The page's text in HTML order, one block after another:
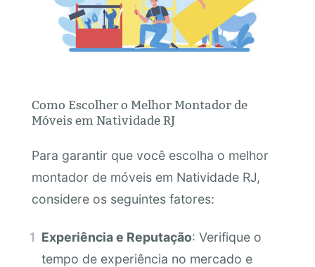
Como Escolher o Melhor Montador de
Móveis em Natividade RJ
Para garantir que você escolha o melhor
montador de móveis em Natividade RJ,
considere os seguintes fatores:
Experiência e Reputação: Verifique o
tempo de experiência no mercado e